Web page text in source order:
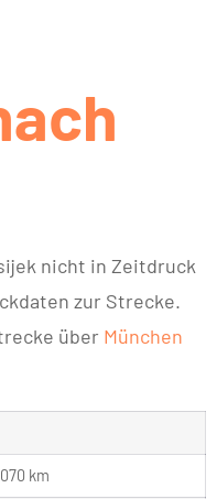
nicht in Zeitdruck
zur Strecke.
über München
km